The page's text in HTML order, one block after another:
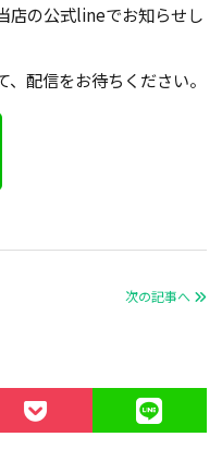
店の公式lineでお知らせし
配信をお待ちください。
次の記事へ